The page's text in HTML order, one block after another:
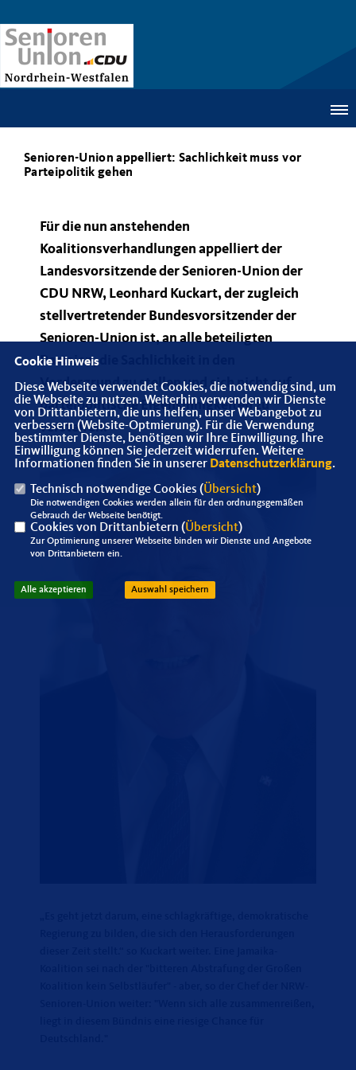
Senioren-Union appelliert: Sachlichkeit muss vor
Parteipolitik gehen
Für die nun anstehenden
Koalitionsverhandlungen appelliert der
Landesvorsitzende der Senioren-Union der
CDU NRW, Leonhard Kuckart, der zugleich
stellvertretender Bundesvorsitzender der
Senioren-Union ist, an alle beteiligten
Parteien, die Sachlichkeit in den
Vordergrund zu stellen und sich nicht auf
parteipolitische Eigensinnigkeiten zu
versteifen.
Cookie Hinweis
Diese Webseite verwendet Cookies, die notwendig sind, um
die Webseite zu nutzen. Weiterhin verwenden wir Dienste
von Drittanbietern, die uns helfen, unser Webangebot zu
verbessern (Website-Optmierung). Für die Verwendung
bestimmter Dienste, benötigen wir Ihre Einwilligung. Ihre
Einwilligung können Sie jederzeit widerrufen. Weitere
Informationen finden Sie in unserer Datenschutzerklärung.
Technisch notwendige Cookies (Übersicht)
Die notwendigen Cookies werden allein für den ordnungsgemäßen
Gebrauch der Webseite benötigt.
Cookies von Drittanbietern (Übersicht)
Zur Optimierung unserer Webseite binden wir Dienste und Angebote
von Drittanbietern ein.
Alle akzeptieren Auswahl speichern